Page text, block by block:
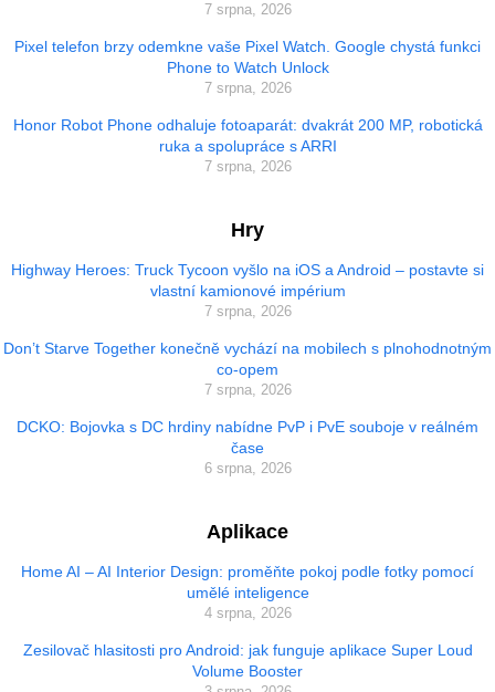
7 srpna, 2026
Pixel telefon brzy odemkne vaše Pixel Watch. Google chystá funkci
Phone to Watch Unlock
7 srpna, 2026
Honor Robot Phone odhaluje fotoaparát: dvakrát 200 MP, robotická
ruka a spolupráce s ARRI
7 srpna, 2026
Hry
Highway Heroes: Truck Tycoon vyšlo na iOS a Android – postavte si
vlastní kamionové impérium
7 srpna, 2026
Don’t Starve Together konečně vychází na mobilech s plnohodnotným
co-opem
7 srpna, 2026
DCKO: Bojovka s DC hrdiny nabídne PvP i PvE souboje v reálném
čase
6 srpna, 2026
Aplikace
Home AI – AI Interior Design: proměňte pokoj podle fotky pomocí
umělé inteligence
4 srpna, 2026
Zesilovač hlasitosti pro Android: jak funguje aplikace Super Loud
Volume Booster